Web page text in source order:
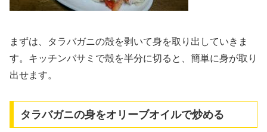
まずは、タラバガニの殻を剥いて身を取り出していきま
す。キッチンバサミで殻を半分に切ると、簡単に身が取り
出せます。
タラバガニの身をオリーブオイルで炒める